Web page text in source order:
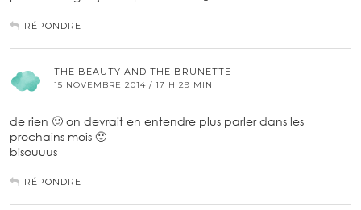
RÉPONDRE
THE BEAUTY AND THE BRUNETTE
15 NOVEMBRE 2014 / 17 H 29 MIN
de rien 🙂 on devrait en entendre plus parler dans les
prochains mois 🙂
bisouuus
RÉPONDRE